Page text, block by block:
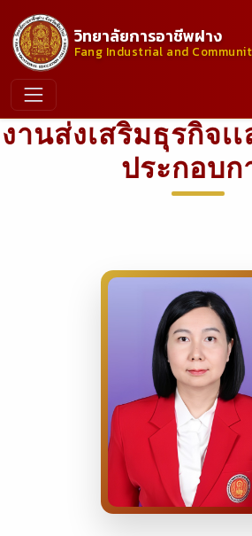
วิทยาลัยการอาชีพฝาง
Fang Industrial and
งานส่งเสริมธุรกิจเ
ประกอบก